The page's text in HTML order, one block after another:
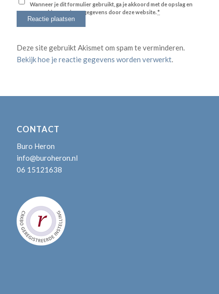
Wanneer je dit formulier gebruikt, ga je akkoord met de opslag en
verwerking van jouw gegevens door deze website.*
Deze site gebruikt Akismet om spam te verminderen.
Bekijk hoe je reactie gegevens worden verwerkt.
CONTACT
Buro Heron
info@buroheron.nl
06 15121638